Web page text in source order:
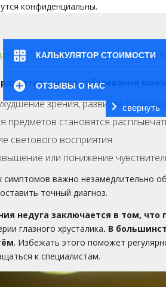
КАЛЬКУЛЯТОР СТОИМОСТИ
ОТЗЫВЫ О НАС
свернуть
конфиденциальны.
катаракты у пожилых
такого заболевания
зрения, развитие
предметов становятся
светового восприятия.
или понижение
симптомов важно незамедлительно
точный диагноз.
недуга заключается в том,
глазного хрусталика. В
. Избежать этого поможет
к специалистам.